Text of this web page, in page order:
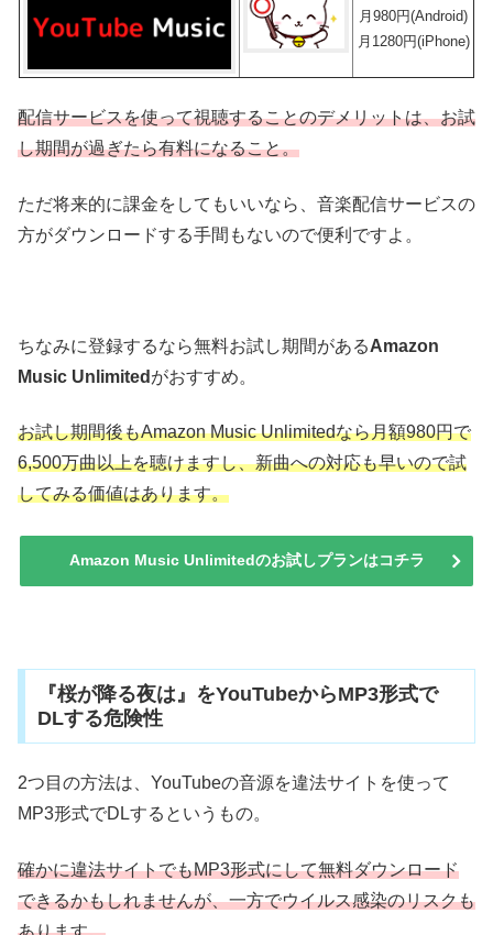
月980円(Android)
月1280円(iPhone)
配信サービスを使って視聴することのデメリットは、お試
し期間が過ぎたら有料になること。
ただ将来的に課金をしてもいいなら、音楽配信サービスの
方がダウンロードする手間もないので便利ですよ。
ちなみに登録するなら無料お試し期間があるAmazon
Music Unlimited がおすすめ。
お試し期間後もAmazon Music Unlimitedなら月額980円で
6,500万曲以上を聴けますし、新曲への対応も早いので試
してみる価値はあります。
Amazon Music Unlimitedのお試しプランはコチラ
『桜が降る夜は』をYouTubeからMP3形式で
DLする危険性
2つ目の方法は、YouTubeの音源を違法サイトを使って
MP3形式でDLするというもの。
確かに違法サイトでもMP3形式にして無料ダウンロード
できるかもしれませんが、一方でウイルス感染のリスクも
あります。